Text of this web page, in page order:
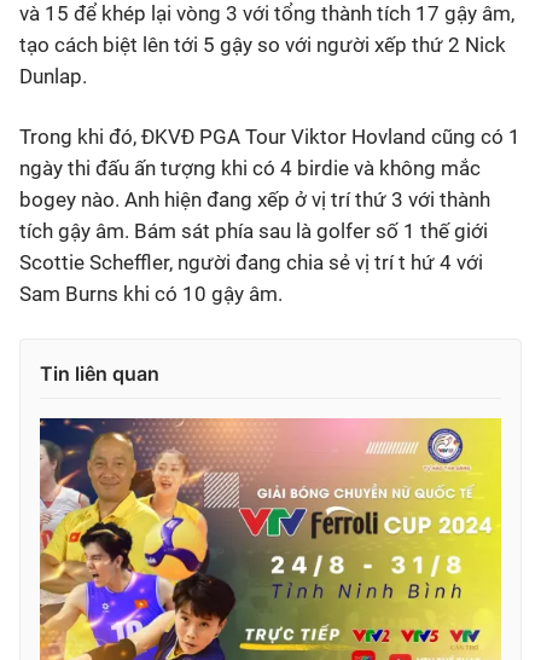
và 15 để khép lại vòng 3 với tổng thành tích 17 gậy âm,
tạo cách biệt lên tới 5 gậy so với người xếp thứ 2 Nick
Dunlap.
Trong khi đó, ĐKVĐ PGA Tour Viktor Hovland cũng có 1
ngày thi đấu ấn tượng khi có 4 birdie và không mắc
bogey nào. Anh hiện đang xếp ở vị trí thứ 3 với thành
tích gậy âm. Bám sát phía sau là golfer số 1 thế giới
Scottie Scheffler, người đang chia sẻ vị trí t hứ 4 với
Sam Burns khi có 10 gậy âm.
Tin liên quan